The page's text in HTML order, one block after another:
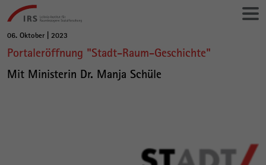
Gehe
direkt
zu:
Leibniz-
Institut
für
Raumbezogene
Hauptinhalt
06. Oktober | 2023
Portaleröffnung "Stadt-Raum-Geschichte"
Mit Ministerin Dr. Manja Schüle